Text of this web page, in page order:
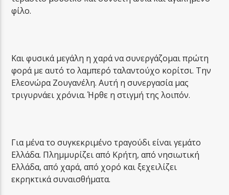
φίλο.
Και φυσικά μεγάλη η χαρά να συνεργάζομαι πρώτη
φορά με αυτό το λαμπερό ταλαντούχο κορίτσι. Την
Ελεονώρα Ζουγανέλη. Αυτή η συνεργασία μας
τριγυρνάει χρόνια. Ήρθε η στιγμή της λοιπόν.
Για μένα το συγκεκριμένο τραγούδι είναι γεμάτο
Ελλάδα. Πλημμυρίζει από Κρήτη, από νησιωτική
Ελλάδα, από χαρά, από χορό και ξεχειλίζει
εκρηκτικά συναισθήματα.